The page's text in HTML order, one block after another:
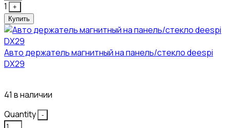
1
+
Купить
Авто держатель магнитный на панель/стекло deespi
DX29
41 в наличии
Quantity
-